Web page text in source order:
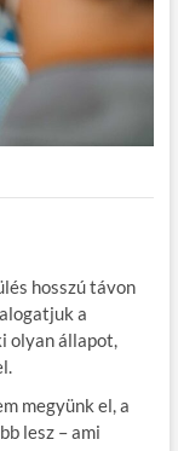
hosszú távon
a
olyan állapot,
megyünk el, a
lesz – ami